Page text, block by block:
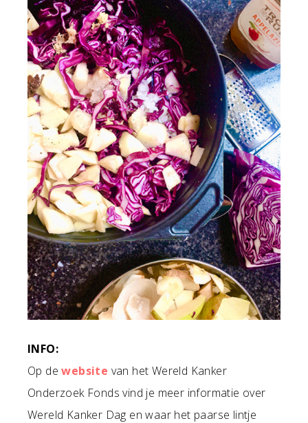
INFO:
Op dewebsite van het Wereld Kanker
Onderzoek Fonds vind je meer informatie over
Wereld Kanker Dag en waar het paarse lintje